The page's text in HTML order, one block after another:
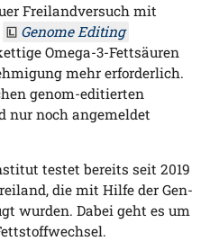
Freilandversuch mit
Genome Editing
Omega-3-Fettsäuren
mehr erforderlich.
genom-editierten
nur noch angemeldet
testet bereits seit 2019
die mit Hilfe der Gen-
wurden. Dabei geht es um